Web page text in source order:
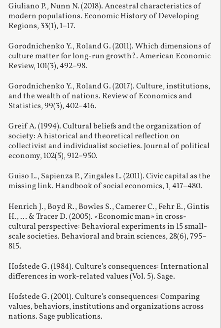
Giuliano P., Nunn N. (2018). Ancestral characteristics of
modern populations. Economic History of Developing
Regions, 33(1), 1–17.
Gorodnichenko Y., Roland G. (2011). Which dimensions of
culture matter for long-run growth?. American Economic
Review, 101(3), 492–98.
Gorodnichenko Y., Roland G. (2017). Culture, institutions,
and the wealth of nations. Review of Economics and
Statistics, 99(3), 402–416.
Greif A. (1994). Cultural beliefs and the organization of
society: A historical and theoretical reflection on
collectivist and individualist societies. Journal of political
economy, 102(5), 912–950.
Guiso L., Sapienza P., Zingales L. (2011). Civic capital as the
missing link. Handbook of social economics, 1, 417–480.
Henrich J., Boyd R., Bowles S., Camerer C., Fehr E., Gintis
H., ... & Tracer D. (2005). «Economic man» in cross-
cultural perspective: Behavioral experiments in 15 small-
scale societies. Behavioral and brain sciences, 28(6), 795–
815.
Hofstede G. (1984). Culture's consequences: International
differences in work-related values (Vol. 5). Sage.
Hofstede G. (2001). Culture's consequences: Comparing
values, behaviors, institutions and organizations across
nations. Sage publications.